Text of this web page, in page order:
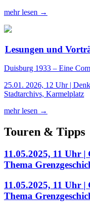
mehr lesen →
Lesungen und
Duisburg 1933 – Eine
25.01. 2026, 12 Uhr |
Stadtarchivs, Karmelplatz
mehr lesen →
Touren & Tipps
11.05.2025, 11 Uhr
Thema
11.05.2025, 11 Uhr
Thema